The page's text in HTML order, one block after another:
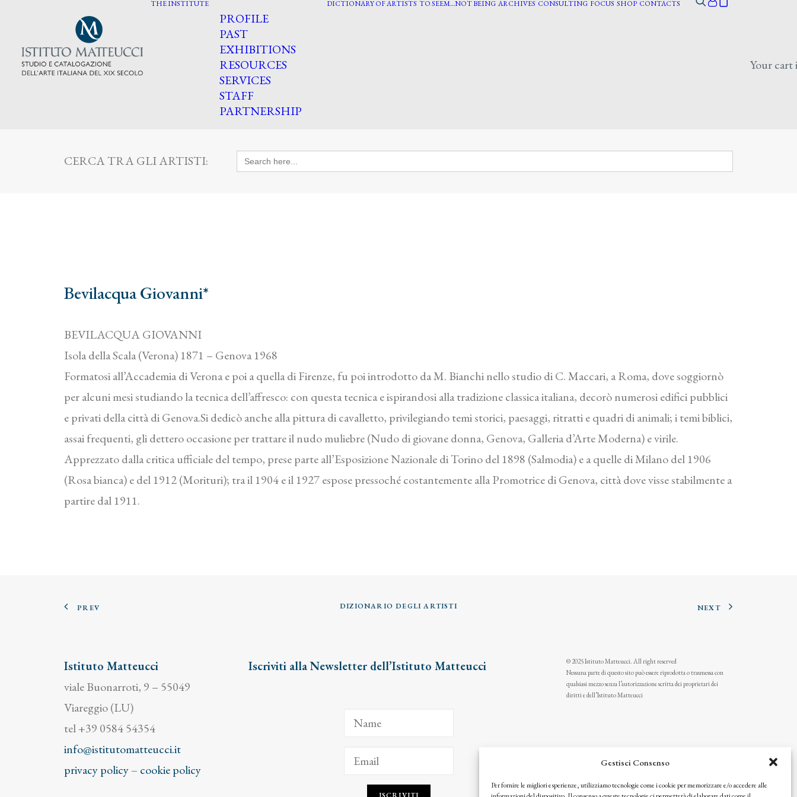
Gestisci Consenso
Per fornire le migliori esperienze, utilizziamo tecnologie come i cookie per memorizzare e/o accedere alle
THE INSTITUTE
PROFILE
PAST
EXHIBITIONS
RESOURCES
SERVICES
STAFF
PARTNERSHIP
DICTIONARY OF ARTISTS TO SEEM…NOT BEING ARCHIVES CONSULTING FOCUS SHOP CONTACTS
Your cart
CERCA TRA GLI ARTISTI: Search
for:
Bevilacqua Giovanni*
BEVILACQUA GIOVANNI
Isola della Scala (Verona) 1871 – Genova 1968
Formatosi all’Accademia di Verona e poi a quella di Firenze, fu poi introdotto da M. Bianchi nello studio di C. Maccari, a Roma, dove soggiornò
per alcuni mesi studiando la tecnica dell’affresco: con questa tecnica e ispirandosi alla tradizione classica italiana, decorò numerosi edifici pubblici
e privati della città di Genova.Si dedicò anche alla pittura di cavalletto, privilegiando temi storici, paesaggi, ritratti e quadri di animali; i temi biblici,
assai frequenti, gli dettero occasione per trattare il nudo muliebre (Nudo di giovane donna, Genova, Galleria d’Arte Moderna) e virile.
Apprezzato dalla critica ufficiale del tempo, prese parte all’Esposizione Nazionale di Torino del 1898 (Salmodia) e a quelle di Milano del 1906
(Rosa bianca) e del 1912 (Morituri); tra il 1904 e il 1927 espose pressoché costantemente alla Promotrice di Genova, città dove visse stabilmente a
partire dal 1911.
PREV DIZIONARIO DEGLI ARTISTI NEXT
Istituto Matteucci
viale Buonarroti, 9 – 55049
Viareggio (LU)
tel +39 0584 54354
info@istitutomatteucci.it
privacy policy– cookie policy
Iscriviti alla Newsletter dell’Istituto Matteucci
© 2025 Istituto Matteucci. All right reserved
Nessuna parte di questo sito può essere riprodotta o trasmessa con
qualsiasi mezzo senza l’autorizzazione scritta dei proprietari dei
diritti e dell’Istituto Matteucci